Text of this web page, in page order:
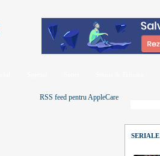
RSS feed pentru AppleCare
SERIALE